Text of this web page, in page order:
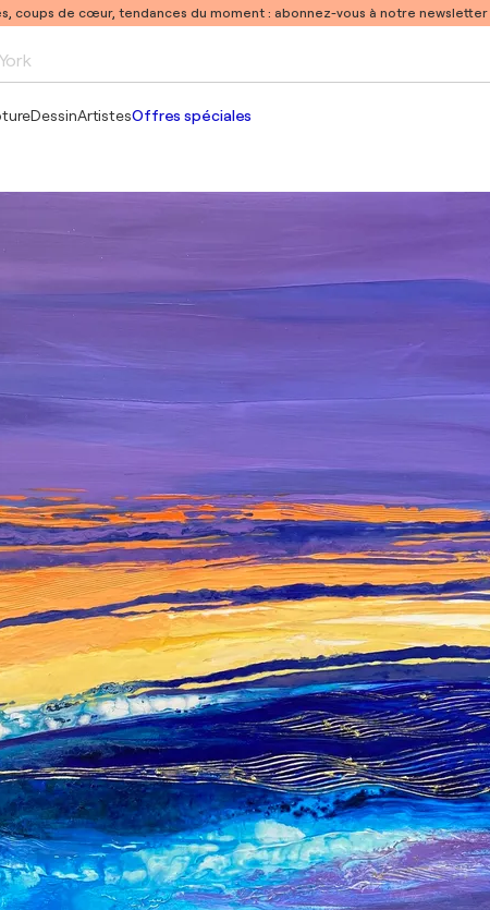
coups de cœur, tendances du moment : abonnez-vous à notre
Picasso
DessinArtistesOffres spéciales